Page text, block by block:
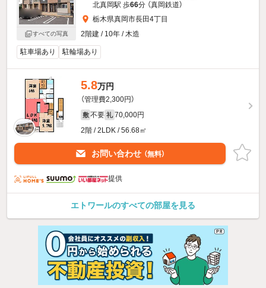
すべての写真
北真岡駅 歩66分 （真岡鉄道）
栃木県真岡市長田4丁目
2階建 / 10年 / 木造
駐車場あり 駐輪場あり
5.8万円
（管理費2,300円）
敷 不要 礼 70,000円
2階 / 2LDK / 56.68㎡
お問い合わせ （無料）
提供
エトワールのすべての部屋を見る